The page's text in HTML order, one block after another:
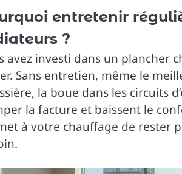
entretenir
?
avez investi dans un plancher
Sans entretien, même le
la boue dans les circuits
la facture et baissent le
à votre chauffage de rester